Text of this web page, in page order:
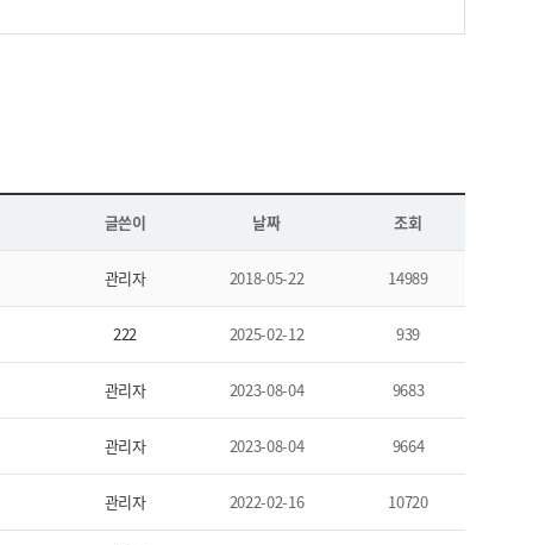
글쓴이 날짜 조회
관리자 2018-05-22 14989
222 2025-02-12 939
관리자 2023-08-04 9683
관리자 2023-08-04 9664
관리자 2022-02-16 10720